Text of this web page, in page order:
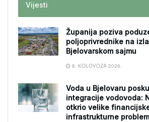
Vijesti
Županija poziva
poljoprivrednike na
Bjelovarskom sajmu
8. KOLOVOZA 2026.
Voda u Bjelovaru
integracije vodovoda:
otkrio velike
infrastrukturne